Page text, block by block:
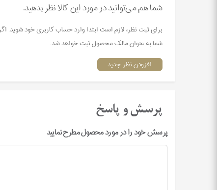
شما هم می‌توانید در مورد این کالا نظر بدهید.
برای ثبت نظر، لازم است ابتدا وارد حساب کاربری خود شوید.
شما به عنوان مالک محصول ثبت خواهد شد.
افزودن نظر جدید
پرسش و پاسخ
پرسش خود را در مورد محصول مطرح نمایید